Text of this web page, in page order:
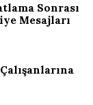
Sonrası
Mesajları